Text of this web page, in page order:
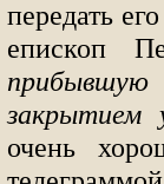
передать
епископ
прибывшую
закрытием
очень